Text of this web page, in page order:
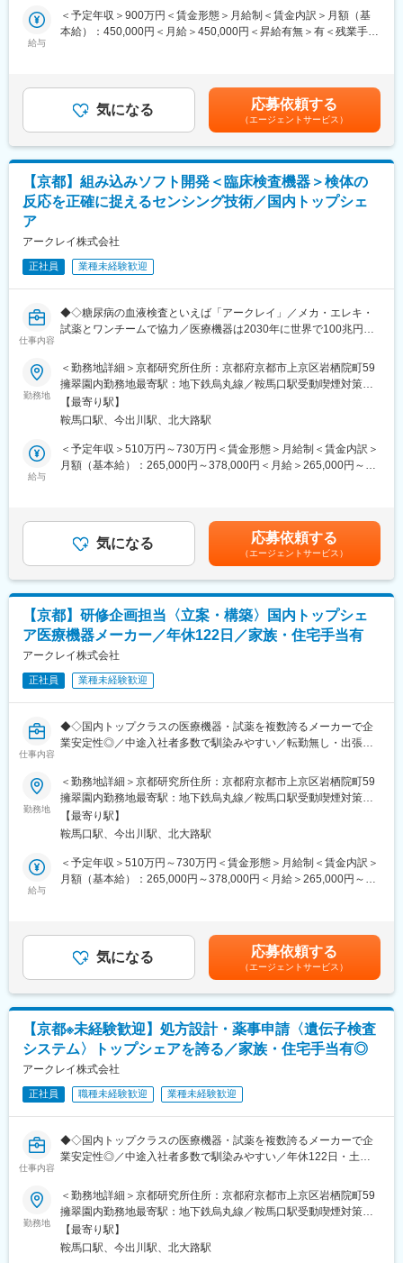
専門性を追求するスペシャリストとしてのキャリア、またはマネ
ジメントとして組織やプロジェクトを牽引するキャリアなど、多
■ポジションの魅力：
◎大学との共同研究が多く、最先端の知見や技術に触れながら、
専門性をさらに高めることができます。
◎海外拠点との連携機会も豊富で、製造移管時などには英語での
オンラインミーティングを実施。
◎希望に応じて1か月単位の短期海外出張制度もあり、実務を通じ
てグローバルなスキルを磨ける環境です。
変更の範囲：会社の定める業務
現在は2チーム全体を1名のリーダーが統括していますが、今後の
開発体制強化を見据え、本ポジションが取りまとめ役の一翼を担
入社後は、当社の研究開発の全体像を把握いただくため、商品開
発に関わる一連の業務フローや各部門の役割への理解を深めてい
▽プロジェクト全体の管理
└進捗管理
└ピープルマネジメント
・臨床検査手法の開発
◎ご自身が定めた開発方針が、120ヵ国以上で使用される製品と
して世界の医療現場を支えるポジションです。スケールの大きな
プロジェクトマネジメントに携われる点が大きな魅力です。
◎大学との共同研究が多数あり、最先端の知見や技術に触れなが
◎海外拠点との連携機会も豊富で、製造移管時などには英語での
オンラインミーティングを実施。希望に応じて1か月単位の短期海
・研究開発チームは、「機械・電気・試薬・ソフトウェア」の各
分野の専門人材が一体となった横断型の体制で開発・設計を行っ
・本ポジションが所属する試薬開発（化学分野）チームは計15名
で構成されており、担当製品ごとに5名チームと10名チームの2チ
ーム体制で業務を推進しています。
・メンバーは20代から50代までと年齢層も幅広く、経験豊富なベ
テランと若手がバランスよく活躍しています。
変更の範囲：会社の定める業務
給与
＜予定年収＞900万円＜賃金形態＞月給制＜賃金内訳＞月額（基
本給）：450,000円＜月給＞450,000円＜昇給有無＞有＜残業手当
なります。礼金が15万（単身）、25万（家族帯同）、仲介手数料
家賃1ヶ月分も会社負担となります。賃金はあくまでも目安の金額
であり、選考を通じて上下する可能性があります。月給(月額)は固
定手当を含めた表記です。
気になる 応募依頼する
（エージェントサービス）
【京都】組み込みソフト開発＜臨床検査機器＞検体の
反応を正確に捉えるセンシング技術／国内トップシェ
ア
アークレイ株式会社
正社員 業種未経験歓迎
仕事内容
◆◇糖尿病の血液検査といえば「アークレイ」／メカ・エレキ・
試薬とワンチームで協力／医療機器は2030年に世界で100兆円予
◆◇
■業務内容：
同社製の臨床検査機器に搭載されるマイコンのソフトウェア開発
業務をお任せします。
フェーズごとに分業ではなく、製品単位で担当を持つ開発スタイ
ルのため、開発の上流設計から下流工程まで一貫して関わること
■開発対象：
尿検査・血液検査・口腔内検査などに用いられる医療用検査装置
の色変化を正確にセンシングできるかが重要となるため、フォト
ダイオード素子のほか、カメラを使った認識にも取り組んでいま
す。
■業務詳細：
ご志向・スキルに応じて、以下のような幅広い業務に携わってい
ただきます。
・設計仕様書の作成
・コーディングおよび実装
・ベンダーコントロール
・プロジェクトマネジメント（製品企画～結果取りまとめ）
■働く魅力：
◎機械、電気、試薬、ソフトが1つの大きなチームで知識を補い合
◎製品単位で担当を持ち、上流～下流まで一貫して関われること
ができます。
◎ユーザーが直接操作するUI設計にも関われるため、ユーザー視
点を取り入れた開発に携われます。
■キャリアパス：
メンバーからシニア層まで幅広く募集しており、これまでのご経
験や今後のキャリア志向に応じて、担当ミッションを設定しま
スペシャリストやマネジメントの立場など、希望を尊重したキャ
リアステップとなるよう、柔軟に対応できる環境が整っていま
■当社について：
当社は、医療用分析装置と体外診断用医薬品のメーカーです。特
います。当社の製品は世界100か国以上で活躍。海外売上比率約
60％、社内のグローバル化も進行中です。
変更の範囲：会社の定める業務
勤務地
＜勤務地詳細＞京都研究所住所：京都府京都市上京区岩栖院町59
擁翠園内勤務地最寄駅：地下鉄烏丸線／鞍馬口駅受動喫煙対策：
屋内全面禁煙変更の範囲：会社の定める事業所
【最寄り駅】
鞍馬口駅、今出川駅、北大路駅
給与
＜予定年収＞510万円～730万円＜賃金形態＞月給制＜賃金内訳＞
月額（基本給）：265,000円～378,000円＜月給＞265,000円～
の負担は御座います。実費負担となります。礼金が15万（単
身）、25万（家族帯同）、仲介手数料家賃1ヶ月分も会社負担と
なります。賃金はあくまでも目安の金額であり、選考を通じて上
下する可能性があります。月給(月額)は固定手当を含めた表記で
す。
気になる 応募依頼する
（エージェントサービス）
【京都】研修企画担当〈立案・構築〉国内トップシェ
ア医療機器メーカー／年休122日／家族・住宅手当有
アークレイ株式会社
正社員 業種未経験歓迎
仕事内容
◆◇国内トップクラスの医療機器・試薬を複数誇るメーカーで企
業安定性◎／中途入社者多数で馴染みやすい／転勤無し・出張無
◆◇
■業務概要：
研究開発部門の社員育成を目的として、技術研修を中心としたカ
リキュラムおよび研修プログラムの企画・立案・構築を担ってい
ただきます。
単発の研修設計にとどまらず、自ら考え、成長のために主体的に
を担うポジションです。
・研修教材の作成および研修の運営
・受講者の進捗管理およびフィードバック、技能・知識の定期評
価
・教育カリキュラム・研修プログラムの改善および高度化
・研究開発現場の育成・人材ニーズを踏まえた採用活動への参画
（人事採用チームとの連携、求職者スクリーニング・面接への関
与 等）
■ポジション魅力：
研究開発チームは、「機械」「電気」「試薬」「ソフトウェア」
に取り組む体制です。
育成チームは、そうした多様な専門領域を横断し、リーダー層か
らマネジメント層まで、幅広い職種・年齢層に向けた教育・育成
プログラムの企画・実行・改善に携わることができます。
勤務地
＜勤務地詳細＞京都研究所住所：京都府京都市上京区岩栖院町59
擁翠園内勤務地最寄駅：地下鉄烏丸線／鞍馬口駅受動喫煙対策：
屋内全面禁煙変更の範囲：会社の定める事業所
【最寄り駅】
鞍馬口駅、今出川駅、北大路駅
給与
＜予定年収＞510万円～730万円＜賃金形態＞月給制＜賃金内訳＞
月額（基本給）：265,000円～378,000円＜月給＞265,000円～
の負担は御座います。実費負担となります。礼金が15万（単
身）、25万（家族帯同）、仲介手数料家賃1ヶ月分も会社負担と
なります。賃金はあくまでも目安の金額であり、選考を通じて上
下する可能性があります。月給(月額)は固定手当を含めた表記で
す。
気になる 応募依頼する
（エージェントサービス）
【京都※未経験歓迎】処方設計・薬事申請〈遺伝子検査
システム〉トップシェアを誇る／家族・住宅手当有◎
アークレイ株式会社
正社員 職種未経験歓迎 業種未経験歓迎
仕事内容
◆◇国内トップクラスの医療機器・試薬を複数誇るメーカーで企
業安定性◎／中途入社者多数で馴染みやすい／年休122日・土日
ローバルに活躍中◆◇
■業務内容：
遺伝子検査システムに関する開発から薬事対応までを一貫して担
当していただきます。
勤務地
＜勤務地詳細＞京都研究所住所：京都府京都市上京区岩栖院町59
擁翠園内勤務地最寄駅：地下鉄烏丸線／鞍馬口駅受動喫煙対策：
屋内全面禁煙変更の範囲：会社の定める事業所
【最寄り駅】
鞍馬口駅、今出川駅、北大路駅